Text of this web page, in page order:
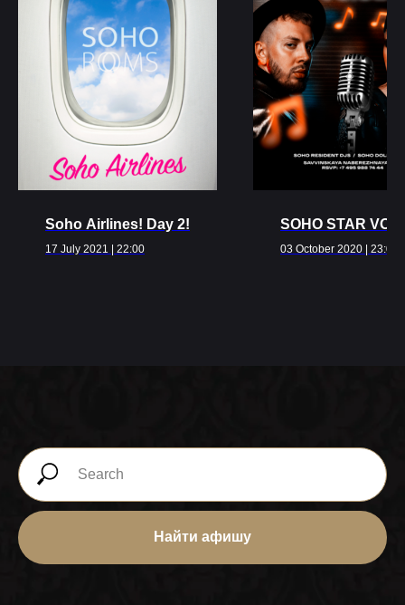
Soho Airlines! Day 2!
17 July 2021 | 22:00
SOHO STAR
03 October 2020 | 23:00
Найти афишу
Ближайшие
события
ВСЕ МЕРОПРИЯТИЯ